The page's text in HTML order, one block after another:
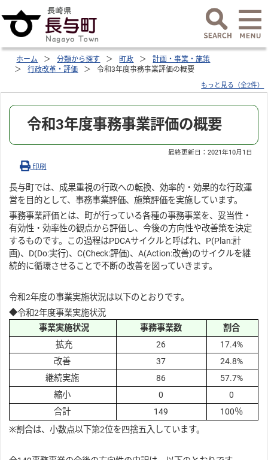
ホーム 分類から探す 町政
計画・事業・施策
行政改革・評価
令和3年度事務事業評価の概要
もっと見る（全2件）
令和3年度事務事業評価の概要
最終更新日：2021年10月1日
印刷
長与町では、成果重視の行政への転換、効率的・効果的な行政運
営を目的として、事務事業評価、施策評価を実施しています。
事務事業評価とは、町が行っている各種の事務事業を、妥当性・
有効性・効率性の観点から評価し、今後の方向性や改善策を決定
するものです。この過程はPDCAサイクルと呼ばれ、P(Plan:計
画)、D(Do:実行)、C(Check:評価)、A(Action:改善)のサイクルを継
続的に循環させることで不断の改善を図っていきます。
令和2年度の事業実施状況は以下のとおりです。
◆令和2年度事業実施状況
事業実施状況
事務事業数
割合
拡充
26
17.4%
改善
37
24.8%
継続実施
86
57.7%
縮小
0
0
合計
149
100％
※割合は、小数点以下第2位を四捨五入しています。